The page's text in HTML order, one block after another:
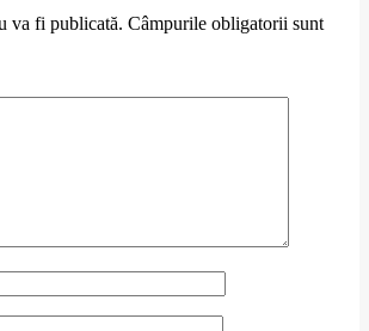
va fi publicată. Câmpurile obligatorii sunt